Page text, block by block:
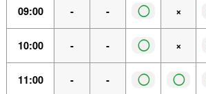
09:00 - - ◯ ×
10:00 - - ◯ ×
11:00 - - ◯ ◯